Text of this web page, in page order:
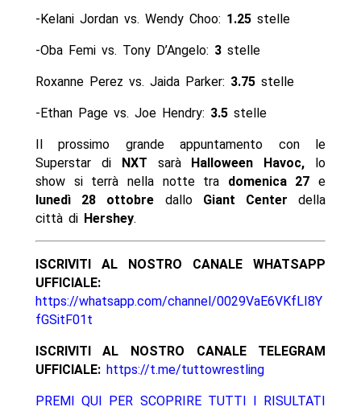
-Kelani Jordan vs. Wendy Choo: 1.25stelle
-Oba Femi vs. Tony D’Angelo: 3stelle
Roxanne Perez vs. Jaida Parker: 3.75stelle
-Ethan Page vs. Joe Hendry: 3.5stelle
Il prossimo grande appuntamento con le
Superstar di
NXT saràHalloween Havoc, lo
show si terrà nella notte tra domenica 27e
lunedì 28 ottobre dallo Giant Centerdella
città di Hershey.
ISCRIVITI AL NOSTRO CANALE WHATSAPP
UFFICIALE:
https://whatsapp.com/channel/0029VaE6VKfLI8Y
fGSitF01t
ISCRIVITI AL NOSTRO CANALE TELEGRAM
UFFICIALE: https://t.me/tuttowrestling
PREMI QUI PER SCOPRIRE TUTTI I RISULTATI